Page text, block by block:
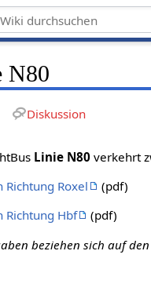
N80
Diskussion
Linie N80 verkehrt
Richtung Roxel
(pdf)
Richtung Hbf
(pdf)
beziehen sich auf